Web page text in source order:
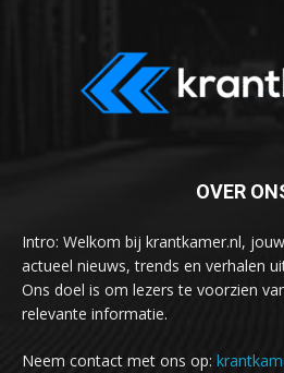
OVER
Intro: Welkom bij krantkamer.nl,
actueel nieuws, trends en verhalen
Ons doel is om lezers te voorzien
relevante informatie.
Neem contact met ons op: